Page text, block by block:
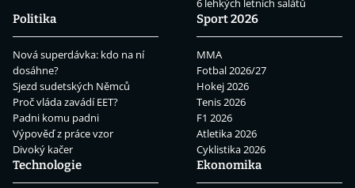
6 lehkých letních salátů
Politika
Nová superdávka: kdo na ní
dosáhne?
Sjezd sudetských Němců
Proč vláda zavádí EET?
Padni komu padni
Výpověď z práce vzor
Divoký kačer
Sport 2026
MMA
Fotbal 2026/27
Hokej 2026
Tenis 2026
F1 2026
Atletika 2026
Cyklistika 2026
Technologie
Ekonomika